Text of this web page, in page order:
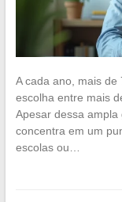
A cada ano, mais
escolha entre mais
Apesar dessa
concentra em um
escolas ou…